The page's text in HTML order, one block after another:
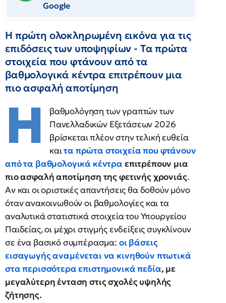
Google
Η πρώτη ολοκληρωμένη εικόνα για τις
επιδόσεις των υποψηφίων - Tα πρώτα
στοιχεία που φτάνουν από τα
βαθμολογικά κέντρα επιτρέπουν μια
πιο ασφαλή αποτίμηση
Η
βαθμολόγηση των γραπτών των
Πανελλαδικών Εξετάσεων 2026
βρίσκεται πλέον στην τελική ευθεία
καιτα πρώτα στοιχεία που φτάνουν
από τα βαθμολογικά κέντρα επιτρέπουν μια
πιο ασφαλή αποτίμηση της φετινής χρονιάς.
Αν και οι οριστικές απαντήσεις θα δοθούν μόνο
όταν ανακοινωθούν οι βαθμολογίες και τα
αναλυτικά στατιστικά στοιχεία του Υπουργείου
Παιδείας, οι μέχρι στιγμής ενδείξεις συγκλίνουν
σε ένα βασικό συμπέρασμα: οι βάσεις
εισαγωγής αναμένεται να κινηθούν πτωτικά
στα περισσότερα επιστημονικά πεδία, με
μεγαλύτερη ένταση στις σχολές υψηλής
ζήτησης.